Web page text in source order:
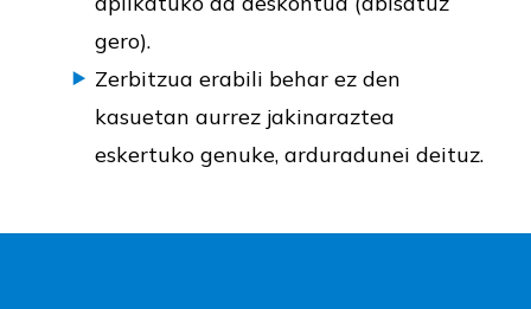
gero).
Zerbitzua erabili behar ez den
kasuetan aurrez jakinaraztea
eskertuko genuke, arduradunei deituz.